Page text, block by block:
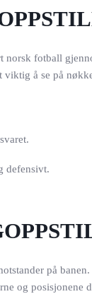
fotball
viktig å se på
defensivt.
på
og posisjonene